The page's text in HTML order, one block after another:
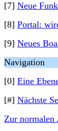
[7] Neue
[8] Portal:
[9] Neues
Navigation
[0] Eine
[#] Nächste
Zur normalen